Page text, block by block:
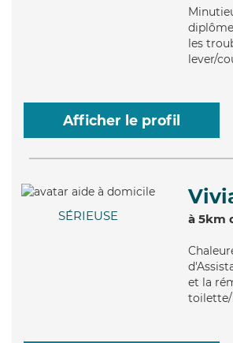
les
lever/
Afficher le profil
SÉRIEUSE à 5km
et la
toilette/